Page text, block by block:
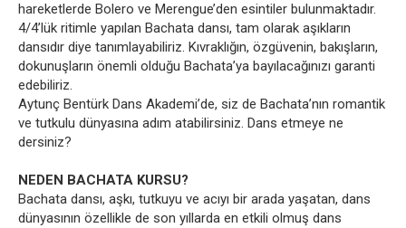
hareketlerde Bolero ve Merengue’den esintiler bulunmaktadır.
4/4’lük ritimle yapılan Bachata dansı, tam olarak aşıkların
dansıdır diye tanımlayabiliriz. Kıvraklığın, özgüvenin, bakışların,
dokunuşların önemli olduğu Bachata’ya bayılacağınızı garanti
edebiliriz.
Aytunç Bentürk Dans Akademi’de, siz de Bachata’nın romantik
ve tutkulu dünyasına adım atabilirsiniz. Dans etmeye ne
dersiniz?
NEDEN BACHATA KURSU?
Bachata dansı, aşkı, tutkuyu ve acıyı bir arada yaşatan, dans
dünyasının özellikle de son yıllarda en etkili olmuş dans